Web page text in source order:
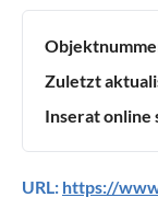
Zuletzt
Inserat online
URL: https://